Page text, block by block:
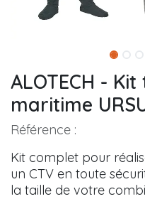
ALOTECH -
maritime
Référence :
Kit complet pour
un CTV en toute
la taille de votre